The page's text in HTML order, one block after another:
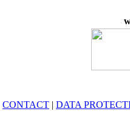
CONTACT | DATA